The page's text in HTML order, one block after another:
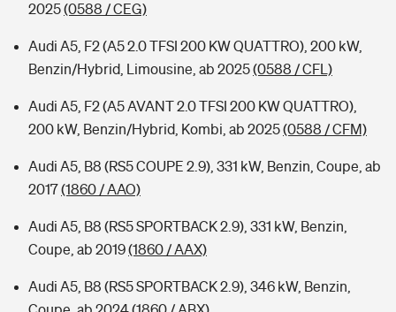
2025(0588 / CEG)
Audi A5, F2 (A5 2.0 TFSI 200 KW QUATTRO), 200 kW,
Benzin/Hybrid, Limousine, ab 2025(0588 / CFL)
Audi A5, F2 (A5 AVANT 2.0 TFSI 200 KW QUATTRO),
200 kW, Benzin/Hybrid, Kombi, ab 2025(0588 / CFM)
Audi A5, B8 (RS5 COUPE 2.9), 331 kW, Benzin, Coupe, ab
2017(1860 / AAO)
Audi A5, B8 (RS5 SPORTBACK 2.9), 331 kW, Benzin,
Coupe, ab 2019(1860 / AAX)
Audi A5, B8 (RS5 SPORTBACK 2.9), 346 kW, Benzin,